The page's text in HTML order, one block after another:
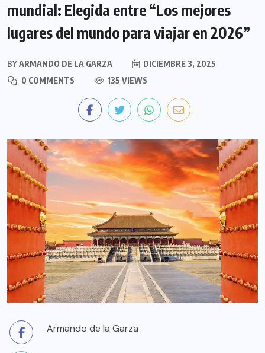
mundial: Elegida entre “Los mejores
lugares del mundo para viajar en 2026”
BYARMANDO DE LA GARZA
DICIEMBRE 3, 2025
0 COMMENTS
135 VIEWS
Armando de la Garza